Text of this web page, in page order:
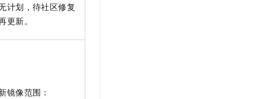
计划，待社区修复
更新。
镜像范围：